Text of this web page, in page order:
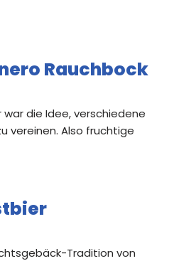
Rauchbock
war die Idee, verschiedene
vereinen. Also fruchtige
Tradition von